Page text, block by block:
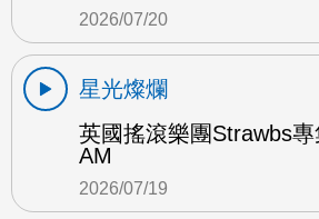
2026/07/20
星光燦爛
英國搖滾樂團Strawbs
AM
2026/07/19